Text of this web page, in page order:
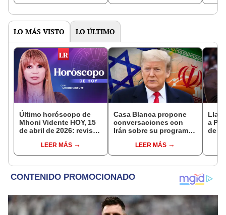
LO MÁS VISTO LO ÚLTIMO
Último horóscopo de
Mhoni Vidente HOY, 15
de abril de 2026: revisa
signo y entérate si te
espera un día
LEER MÁS
Casa Blanca propone
conversaciones con
Irán sobre su programa
con Israel, según
reportes
LEER MÁS
a
de
por